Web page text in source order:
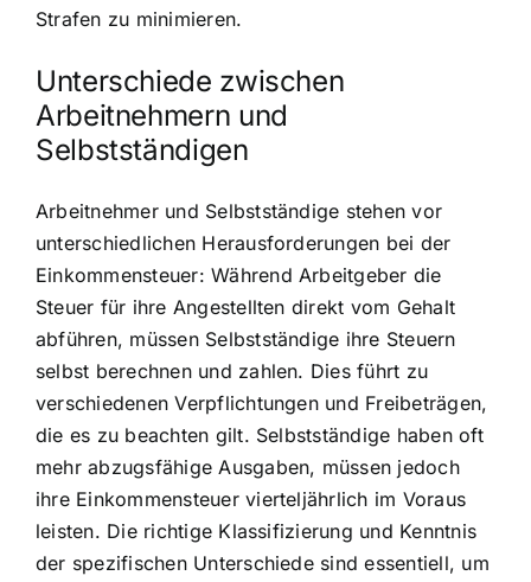
Strafen zu minimieren.
Unterschiede zwischen
Arbeitnehmern und
Selbstständigen
Arbeitnehmer und Selbstständige stehen vor
unterschiedlichen Herausforderungen bei der
Einkommensteuer: Während Arbeitgeber die
Steuer für ihre Angestellten direkt vom Gehalt
abführen, müssen Selbstständige ihre Steuern
selbst berechnen und zahlen. Dies führt zu
verschiedenen Verpflichtungen und Freibeträgen,
die es zu beachten gilt. Selbstständige haben oft
mehr abzugsfähige Ausgaben, müssen jedoch
ihre Einkommensteuer vierteljährlich im Voraus
leisten. Die richtige Klassifizierung und Kenntnis
der spezifischen Unterschiede sind essentiell, um